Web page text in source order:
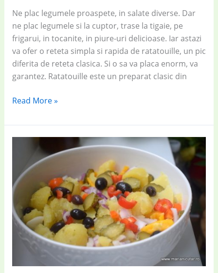
Ne plac legumele proaspete, in salate diverse. Dar
ne plac legumele si la cuptor, trase la tigaie, pe
frigarui, in tocanite, in piure-uri delicioase. Iar astazi
va ofer o reteta simpla si rapida de ratatouille, un pic
diferita de reteta clasica. Si o sa va placa enorm, va
garantez. Ratatouille este un preparat clasic din
Ratatouille
și
simplu
vinete,
dovlecei
și
Read More »